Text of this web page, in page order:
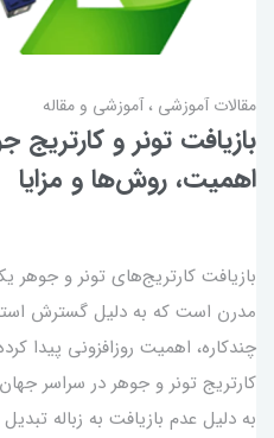
مقالات آموزشی آموزشی و مقاله
بازیافت تونر و
اهمیت، روش‌ها و مزایا
بازیافت کارتریج‌های تونر و جوهر
مدرن است که به دلیل گسترش
چندکاره، اهمیت روزافزونی پیدا
کارتریج تونر و جوهر در سراسر
به دلیل عدم بازیافت به زباله